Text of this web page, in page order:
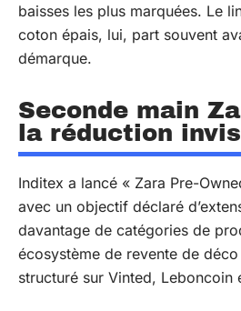
baisses les plus marquées. Le
coton épais, lui, part souvent
démarque.
Seconde main
la réduction
Inditex a lancé « Zara Pre-
avec un objectif déclaré
davantage de catégories de
écosystème de revente de déco
structuré sur Vinted, Leboncoin